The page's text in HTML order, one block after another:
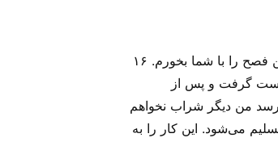
۱۴ وقتی ساعت معین فرا رسید عیسی با رسولان سر سفره نشست ۱۵ و به آنان فرمود: «چقدر مشتاق بودم که پیش از مرگم این فصح را با شما بخورم‌. ۱۶
خود نرسد دیگر از آن نخواهم خورد‌‌.» ۱۷ بعد پیاله‌ای به دست گرفت و پس از
خدا فرا رسد من دیگر شراب نخواهم
می‌شود‌. این کار را به